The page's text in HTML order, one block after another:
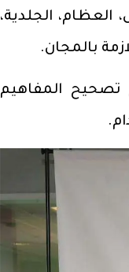
الجلدية،
بالمجان.
تصحيح المفاهيم